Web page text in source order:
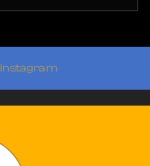
instagram